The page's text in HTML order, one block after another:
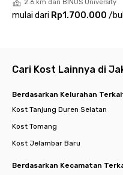
menit berkendara atau 5
Selatan.
seharian. Kamu juga bisa
membawa kendaraan
2.6 km dari BINUS University
mulai dari Rp1.700.000 /
Cari Kost Lainnya di
Berdasarkan Kelurahan
Kost Tanjung Duren Selatan
Kost Tomang
Kost Jelambar Baru
Berdasarkan Kecamatan